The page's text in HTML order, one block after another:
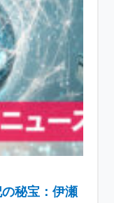
秘宝：伊瀬